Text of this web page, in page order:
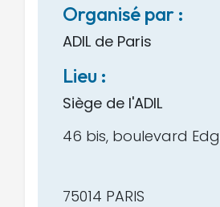
Organisé par :
ADIL de Paris
Lieu :
Siège de l'ADIL
46 bis, boulevard
75014 PARIS